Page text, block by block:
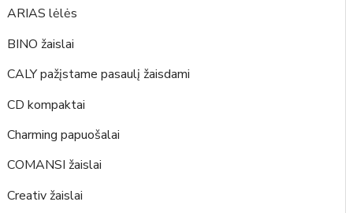
ARIAS lėlės
BINO žaislai
CALY pažįstame pasaulį žaisdami
CD kompaktai
Charming papuošalai
COMANSI žaislai
Creativ žaislai